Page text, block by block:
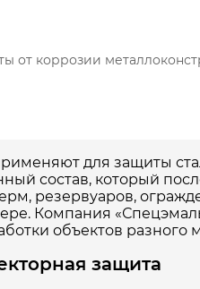
от коррозии
для защиты
состав, который
резервуаров,
Компания
объектов разного
защита